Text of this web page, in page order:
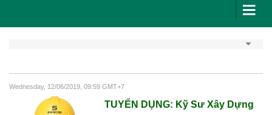
Wednesday, 12/06/2019, 09:59 GMT+7
TUYỂN DỤNG: Kỹ Sư Xây Dựng